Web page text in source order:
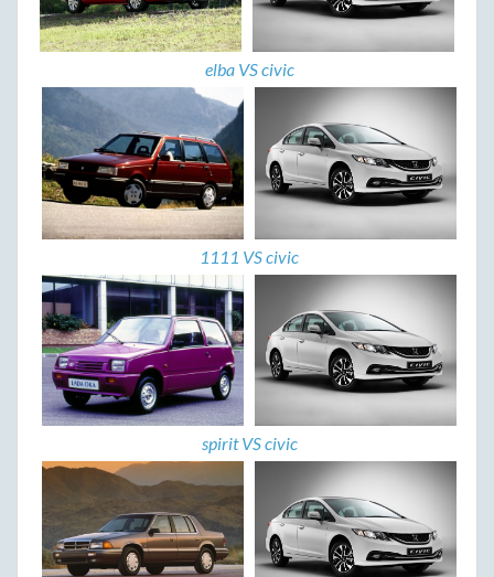
elba VS civic
1111 VS civic
spirit VS civic